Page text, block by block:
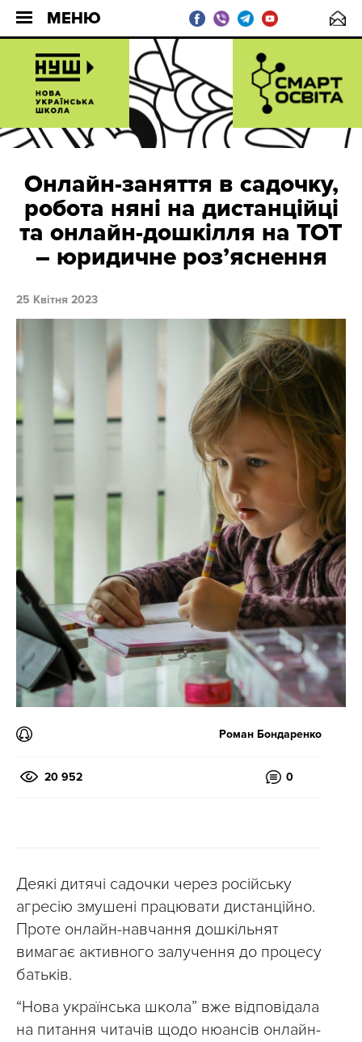
МЕНЮ
Онлайн-заняття в садочку,
робота няні на дистанційці
та онлайн-дошкілля на ТОТ
– юридичне розʼяснення
25 Квітня 2023
Роман Бондаренко
20 952 0
Деякі дитячі садочки через російську
агресію змушені працювати дистанційно.
Проте онлайн-навчання дошкільнят
вимагає активного залучення до процесу
батьків.
“Нова українська школа” вже відповідала
на питання читачів щодо нюансів онлайн-